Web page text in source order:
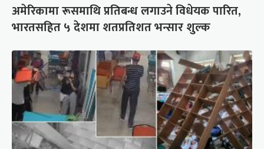
अमेरिकामा रूसमाथि प्रतिबन्ध लगाउने विधेयक पारित,
भारतसहित ५ देशमा शतप्रतिशत भन्सार शुल्क